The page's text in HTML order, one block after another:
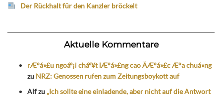
Der Rückhalt für den Kanzler bröckelt
Aktuelle Kommentare
rÆ°á»£u ngoáº¡i cháº¥t lÆ°á»£ng cao ÄÆ°á»£c Æ°a chuá»ng
zu NRZ: Genossen rufen zum Zeitungsboykott auf
Alfzu „Ich sollte eine einladende, aber nicht auf die Antwort